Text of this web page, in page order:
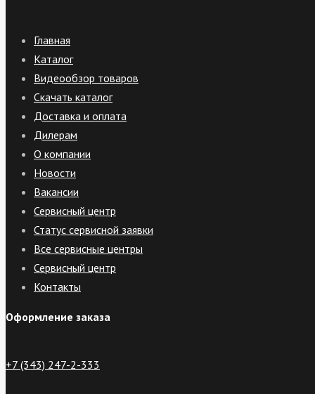
Главная
Каталог
Видеообзор товаров
Скачать каталог
Доставка и оплата
Дилерам
О компании
Новости
Вакансии
Сервисный центр
Статус сервисной заявки
Все сервисные центры
Сервисный центр
Контакты
Оформление заказа
+7 (343) 247-2-333